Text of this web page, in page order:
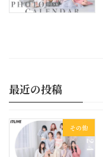
最近の投稿
その他